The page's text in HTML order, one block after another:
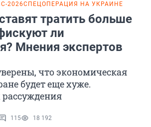
2026СПЕЦОПЕРАЦИЯ НА УКРАИНЕ
тратить больше
ли
Мнения экспертов
что экономическая
будет еще хуже.
115 18 192